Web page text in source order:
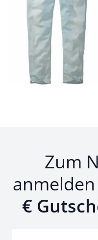
€ 139,95
€ 99,95 (-29%)
Seite 1 geladen. Zeige
Zum
€